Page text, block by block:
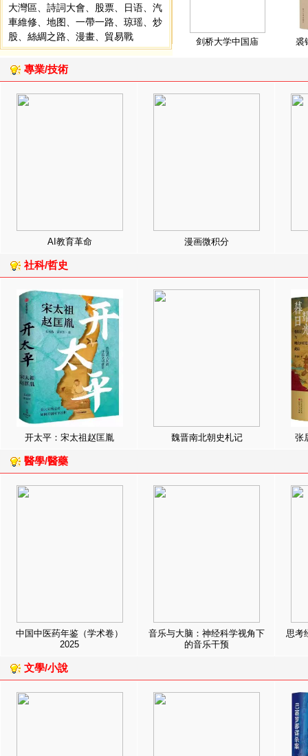
大灣區
詩詞大會 股票 日语
汽
車維修
地图 一帶一路 琼瑶
炒
股
絲綢之路 漫畫 貿易戰 剑桥大学中国庙 裘
專業/技術
AI教育革命 漫画微积分
社科/哲史
开太平：宋太祖赵匡胤 魏晋南北朝史札记 张
醫學/醫藥
中国中医药年鉴（学术卷）
2025
音乐与大脑：神经科学视角下
的音乐干预
思考
文學/小說